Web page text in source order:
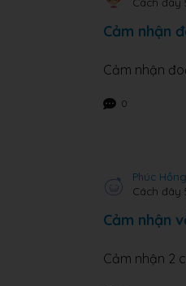
Cảm nhận
Cảm nhận
0
Phúc Hồng
Cách đây
Cảm nhận
Cảm nhận 2